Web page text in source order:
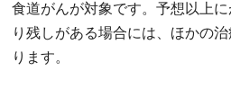
食道がんが対象です。予想以上
り残しがある場合には、ほかの
ります。